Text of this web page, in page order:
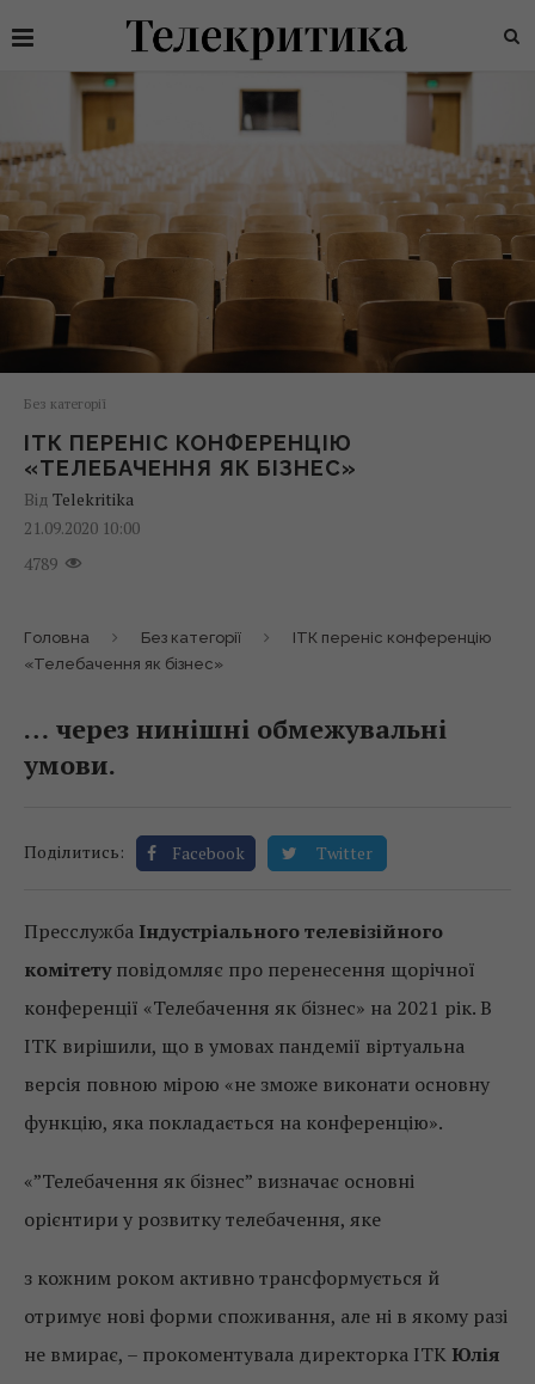
Без категорії
ІТК ПЕРЕНІС КОНФЕРЕНЦІЮ
«ТЕЛЕБАЧЕННЯ ЯК БІЗНЕС»
Від Telekritika
21.09.2020 10:00
4789
Головна Без категорії
ІТК переніс конференцію
«Телебачення як бізнес»
… через нинішні обмежувальні
умови.
Поділитись: Facebook Twitter
Пресслужба Індустріального телевізійного
комітетуповідомляє про перенесення щорічної
конференції «Телебачення як бізнес» на 2021 рік. В
ІТК вирішили, що в умовах пандемії віртуальна
версія повною мірою «не зможе виконати основну
функцію, яка покладається на конференцію».
«”Телебачення як бізнес” визначає основні
орієнтири у розвитку телебачення, яке
з кожним роком активно трансформується й
отримує нові форми споживання, але ні в якому разі
не вмирає, – прокоментувала директорка ІТК Юлія